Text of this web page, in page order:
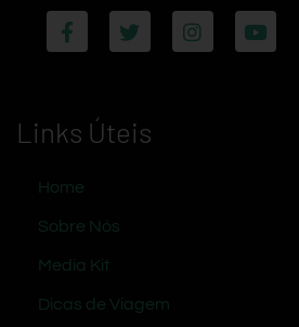
Links Úteis
Home
Sobre Nós
Media Kit
Dicas de Viagem